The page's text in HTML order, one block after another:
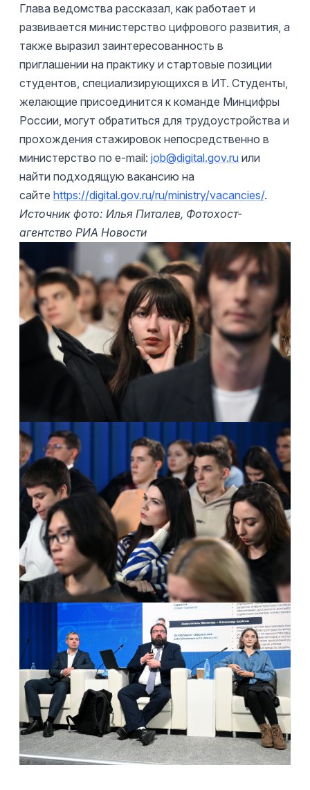
Глава ведомства рассказал, как работает и
развивается министерство цифрового развития, а
также выразил заинтересованность в
приглашении на практику и стартовые позиции
студентов, специализирующихся в ИТ. Студенты,
желающие присоединится к команде Минцифры
России, могут обратиться для трудоустройства и
прохождения стажировок непосредственно в
министерство по e-mail: job@digital.gov.ru или
найти подходящую вакансию на
сайте https://digital.gov.ru/ru/ministry/vacancies/.
Источник фото: Илья Питалев, Фотохост-
агентство РИА Новости